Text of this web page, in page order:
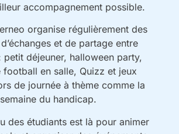
accompagnement possible.
organise régulièrement des
et de partage entre
petit déjeuner, halloween party,
football en salle, Quizz et jeux
de journée à thème comme la
semaine du handicap.
des étudiants est là pour animer